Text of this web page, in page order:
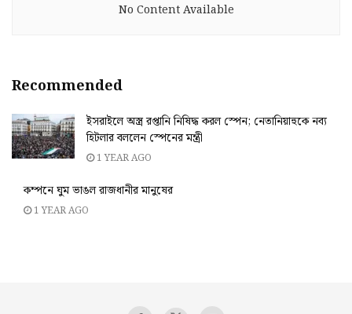
No Content Available
Recommended
ইসরাইলে অস্ত্র রপ্তানি নিষিদ্ধ করল স্পেন; নেতানিয়াহুকে নব্য
হিটলার বললেন স্পেনের মন্ত্রী
1 YEAR AGO
কম্পনে ঘুম ভাঙল রাজধানীর মানুষের
1 YEAR AGO